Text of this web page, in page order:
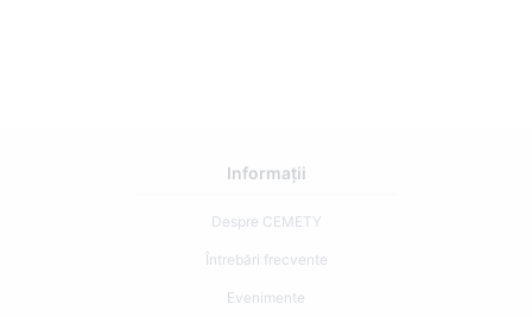
Informații
Despre CEMETY
Întrebări frecvente
Evenimente